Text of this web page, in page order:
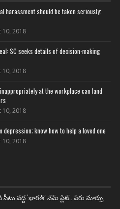
harassment should be taken seriously:
10, 2018
SC seeks details of decision-making
10, 2018
at the workplace can land
10, 2018
know how to help a loved one
10, 2018
వద్ద ‘భారత్’ నేమ్ ప్లేట్‌.. పేరు మార్పు